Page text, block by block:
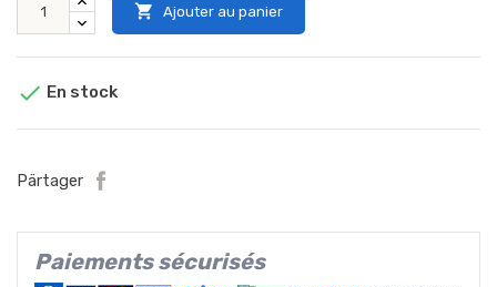
 Ajouter au panier
 En stock
Pärtager
Paiements sécurisés